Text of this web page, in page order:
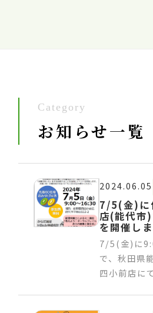
Category
お知らせ一覧
2024.06.05
7/5(金)に
店(能代市
を開催しま
7/5(金)に
で、秋田県
四小前店に